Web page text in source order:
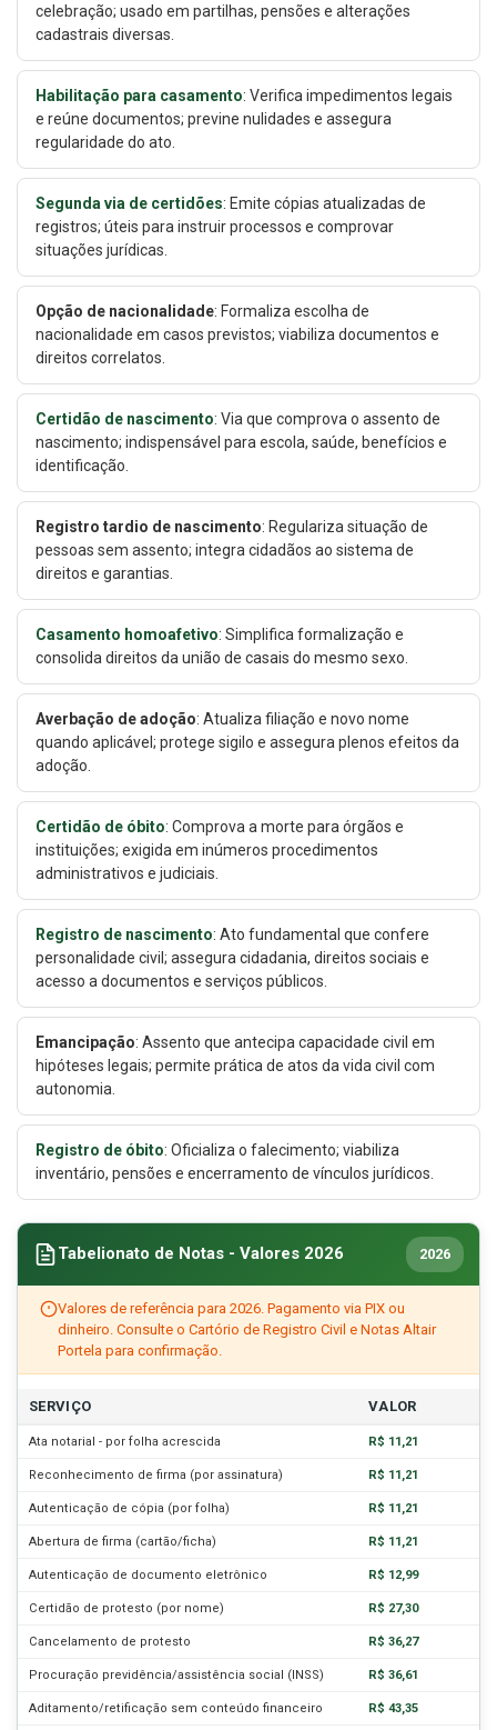
celebração; usado em partilhas, pensões e alterações
cadastrais diversas.
Habilitação para casamento: Verifica impedimentos legais
e reúne documentos; previne nulidades e assegura
regularidade do ato.
Segunda via de certidões: Emite cópias atualizadas de
registros; úteis para instruir processos e comprovar
situações jurídicas.
Opção de nacionalidade: Formaliza escolha de
nacionalidade em casos previstos; viabiliza documentos e
direitos correlatos.
Certidão de nascimento: Via que comprova o assento de
nascimento; indispensável para escola, saúde, benefícios e
identificação.
Registro tardio de nascimento: Regulariza situação de
pessoas sem assento; integra cidadãos ao sistema de
direitos e garantias.
Casamento homoafetivo: Simplifica formalização e
consolida direitos da união de casais do mesmo sexo.
Averbação de adoção: Atualiza filiação e novo nome
quando aplicável; protege sigilo e assegura plenos efeitos da
adoção.
Certidão de óbito: Comprova a morte para órgãos e
instituições; exigida em inúmeros procedimentos
administrativos e judiciais.
Registro de nascimento: Ato fundamental que confere
personalidade civil; assegura cidadania, direitos sociais e
acesso a documentos e serviços públicos.
Emancipação: Assento que antecipa capacidade civil em
hipóteses legais; permite prática de atos da vida civil com
autonomia.
Registro de óbito: Oficializa o falecimento; viabiliza
inventário, pensões e encerramento de vínculos jurídicos.
Tabelionato de Notas - Valores 2026 2026
Valores de referência para 2026. Pagamento via PIX ou
dinheiro. Consulte o Cartório de Registro Civil e Notas Altair
Portela para confirmação.
SERVIÇO VALOR
Ata notarial - por folha acrescida R$ 11,21
Reconhecimento de firma (por assinatura) R$ 11,21
Autenticação de cópia (por folha) R$ 11,21
Abertura de firma (cartão/ficha) R$ 11,21
Autenticação de documento eletrônico R$ 12,99
Certidão de protesto (por nome) R$ 27,30
Cancelamento de protesto R$ 36,27
Procuração previdência/assistência social (INSS) R$ 36,61
Aditamento/retificação sem conteúdo financeiro R$ 43,35